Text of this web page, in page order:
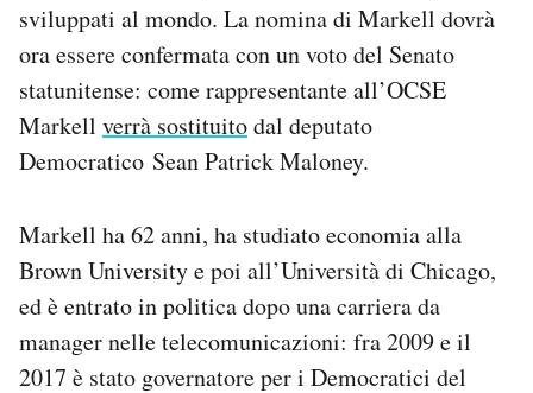
Hai bisogno di aiuto?
sviluppati al mondo. La nomina di Markell dovrà
ora essere confermata con un voto del Senato
statunitense: come rappresentante all’OCSE
Markell verrà sostituitodal deputato
Democratico Sean Patrick Maloney.
Markell ha 62 anni, ha studiato economia alla
Brown University e poi all’Università di Chicago,
ed è entrato in politica dopo una carriera da
manager nelle telecomunicazioni: fra 2009 e il
2017 è stato governatore per i Democratici del